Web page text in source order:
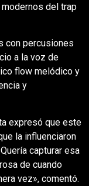
del trap
con percusiones
a la voz de
flow melódico y
y
expresó que este
la influenciaron
capturar esa
de cuando
vez», comentó.